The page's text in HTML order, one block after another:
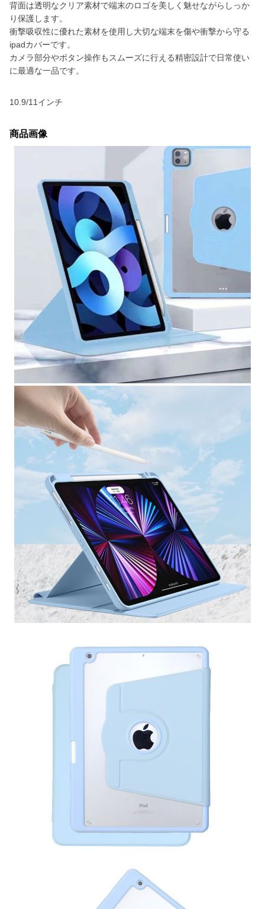
背面は透明なクリア素材で端末のロゴを美しく魅せながらしっか
り保護します。
衝撃吸収性に優れた素材を使用し大切な端末を傷や衝撃から守る
ipadカバーです。
カメラ部分やボタン操作もスムーズに行える精密設計で日常使い
に最適な一品です。
10.9/11インチ
商品画像